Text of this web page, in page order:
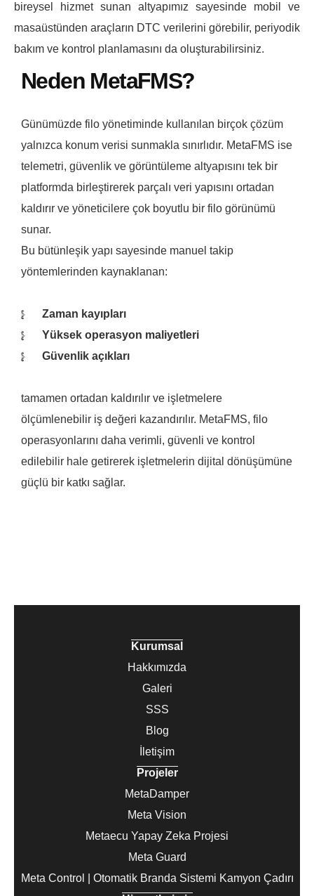
bireysel hizmet sunan altyapımız sayesinde mobil ve
masaüstünden araçların DTC verilerini görebilir, periyodik
bakım ve kontrol planlamasını da oluşturabilirsiniz.
Neden MetaFMS?
Günümüzde filo yönetiminde kullanılan birçok çözüm
yalnızca konum verisi sunmakla sınırlıdır. MetaFMS ise
telemetri, güvenlik ve görüntüleme altyapısını tek bir
platformda birleştirerek parçalı veri yapısını ortadan
kaldırır ve yöneticilere çok boyutlu bir filo görünümü
sunar.
Bu bütünleşik yapı sayesinde manuel takip
yöntemlerinden kaynaklanan:
Zaman kayıpları
Yüksek operasyon maliyetleri
Güvenlik açıkları
tamamen ortadan kaldırılır ve işletmelere
ölçümlenebilir iş değeri kazandırılır. MetaFMS, filo
operasyonlarını daha verimli, güvenli ve kontrol
edilebilir hale getirerek işletmelerin dijital dönüşümüne
güçlü bir katkı sağlar.
Kurumsal
Hakkımızda
Galeri
SSS
Blog
İletişim
Projeler
MetaDamper
Meta Vision
Metaecu Yapay Zeka Projesi
Meta Guard
Meta Control | Otomatik Branda Sistemi Kamyon Çadırı